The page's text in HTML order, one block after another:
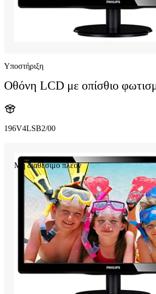
Υποστήριξη
Οθόνη LCD με οπίσθιο
196V4LSB2/00
Μη διαθέσιμο πλέον